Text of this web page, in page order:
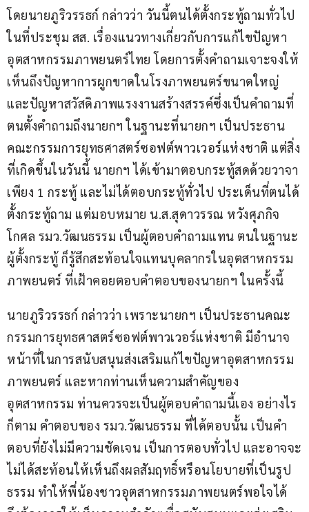
โดยนายภูริวรรธก์ กล่าวว่า วันนี้ตนได้ตั้งกระทู้ถามทั่วไป
ในที่ประชุม สส. เรื่องแนวทางเกี่ยวกับการแก้ไขปัญหา
อุตสาหกรรมภาพยนตร์ไทย โดยการตั้งคำถามเจาะจงให้
เห็นถึงปัญหาการผูกขาดในโรงภาพยนตร์ขนาดใหญ่
และปัญหาสวัสดิภาพแรงงานสร้างสรรค์ซึ่งเป็นคำถามที่
ตนตั้งคำถามถึงนายกฯ ในฐานะที่นายกฯ เป็นประธาน
คณะกรรมการยุทธศาสตร์ซอฟต์พาวเวอร์แห่งชาติ แต่สิ่ง
ที่เกิดขึ้นในวันนี้ นายกฯ ได้เข้ามาตอบกระทู้สดด้วยวาจา
เพียง 1 กระทู้ และไม่ได้ตอบกระทู้ทั่วไป ประเด็นที่ตนได้
ตั้งกระทู้ถาม แต่มอบหมาย น.ส.สุดาวรรณ หวังศุภกิจ
โกศล รมว.วัฒนธรรม เป็นผู้ตอบคำถามแทน ตนในฐานะ
ผู้ตั้งกระทู้ ก็รู้สึกสะท้อนใจแทนบุคลากรในอุตสาหกรรม
ภาพยนตร์ ที่เฝ้าคอยตอบคำตอบของนายกฯ ในครั้งนี้
นายภูริวรรธก์ กล่าวว่า เพราะนายกฯ เป็นประธานคณะ
กรรมการยุทธศาสตร์ซอฟต์พาวเวอร์แห่งชาติ มีอำนาจ
หน้าที่ในการสนับสนุนส่งเสริมแก้ไขปัญหาอุตสาหกรรม
ภาพยนตร์ และหากท่านเห็นความสำคัญของ
อุตสาหกรรม ท่านควรจะเป็นผู้ตอบคำถามนี้เอง อย่างไร
ก็ตาม คำตอบของ รมว.วัฒนธรรม ที่ได้ตอบนั้น เป็นคำ
ตอบที่ยังไม่มีความชัดเจน เป็นการตอบทั่วไป และอาจจะ
ไม่ได้สะท้อนให้เห็นถึงผลสัมฤทธิ์หรือนโยบายที่เป็นรูป
ธรรม ทำให้พี่น้องชาวอุตสาหกรรมภาพยนตร์พอใจได้